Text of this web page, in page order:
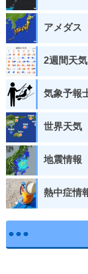
アメダス
2週間天気
気象予報
世界天気
地震情報
熱中症情